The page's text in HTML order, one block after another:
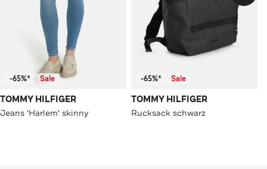
-65%* Sale
TOMMY HILFIGER
Jeans 'Harlem' skinny
-65%* Sale
TOMMY HILFIGER
Rucksack schwarz